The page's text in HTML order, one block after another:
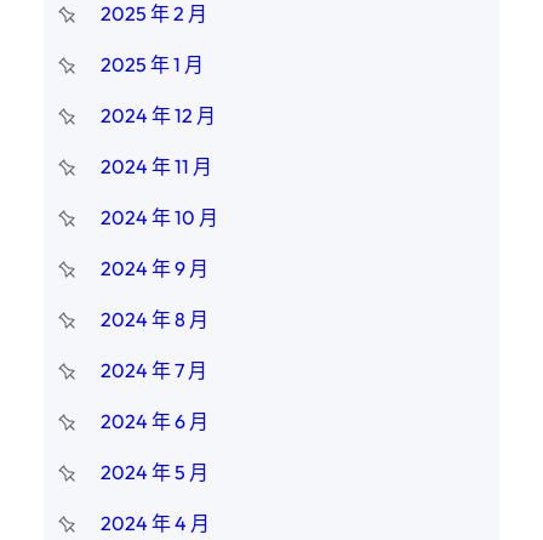
2025 年 2 月
2025 年 1 月
2024 年 12 月
2024 年 11 月
2024 年 10 月
2024 年 9 月
2024 年 8 月
2024 年 7 月
2024 年 6 月
2024 年 5 月
2024 年 4 月